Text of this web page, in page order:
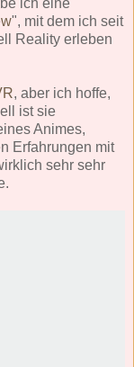
ich eine
", mit dem ich seit
Reality erleben
, aber ich hoffe,
ist sie
Animes,
Erfahrungen mit
sehr sehr